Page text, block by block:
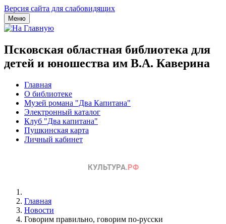
Версия сайта для слабовидящих
Меню
Псковская областная библиотека для
детей и юношества им В.А. Каверина
Главная
О библиотеке
Музей романа "Два Капитана"
Электронный каталог
Клуб "Два капитана"
Пушкинская карта
Личный кабинет
Главная
Новости
Говорим правильно, говорим по-русски